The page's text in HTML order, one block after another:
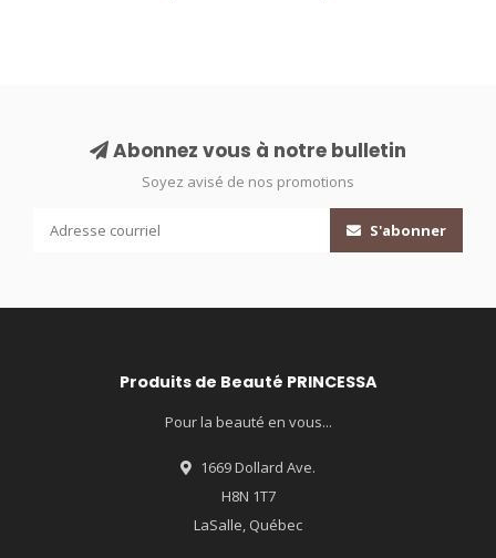
Abonnez vous à notre bulletin
Soyez avisé de nos promotions
S'abonner
Produits de Beauté PRINCESSA
Pour la beauté en vous...
1669 Dollard Ave.
H8N 1T7
LaSalle, Québec